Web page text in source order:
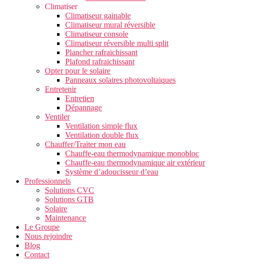
Climatiser
Climatiseur gainable
Climatiseur mural réversible
Climatiseur console
Climatiseur réversible multi split
Plancher rafraichissant
Plafond rafraichissant
Opter pour le solaire
Panneaux solaires photovoltaiques
Entretenir
Entretien
Dépannage
Ventiler
Ventilation simple flux
Ventilation double flux
Chauffer/Traiter mon eau
Chauffe-eau thermodynamique monobloc
Chauffe-eau thermodynamique air extérieur
Système d’adoucisseur d’eau
Professionnels
Solutions CVC
Solutions GTB
Solaire
Maintenance
Le Groupe
Nous rejoindre
Blog
Contact